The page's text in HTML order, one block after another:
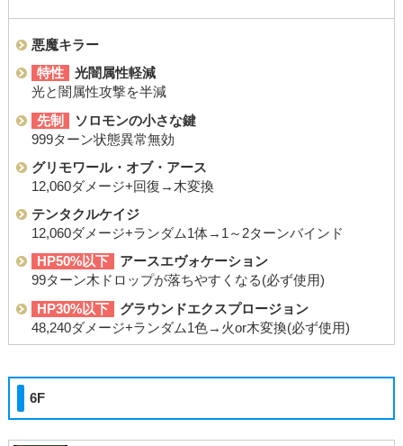
悪魔キラー
特性
光闇属性軽減
光と闇属性攻撃を半減
先制
ソロモンの小さな鍵
999ターン状態異常無効
グリモワール・オブ・アース
12,060ダメージ+回復→木変換
テンタクルケイジ
12,060ダメージ+ランダム1体→1～2ターンバインド
HP50%以下
アースエヴォケーション
99ターン木ドロップが落ちやすくなる(必ず使用)
HP30%以下
グラウンドエクスプロージョン
48,240ダメージ+ランダム1色→火or木変換(必ず使用)
6F